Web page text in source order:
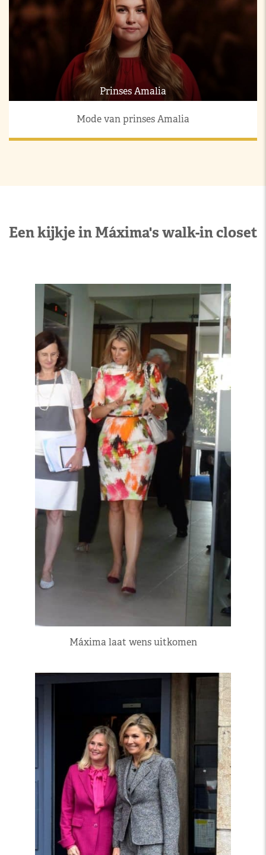
Prinses Amalia
Mode van prinses Amalia
Een kijkje in Máxima's walk-in closet
Máxima laat wens uitkomen